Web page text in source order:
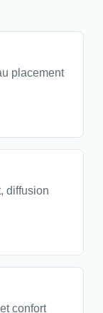
placement
diffusion
confort